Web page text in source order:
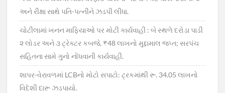
અને રીક્ષા સાથે પતિ-પત્નીને ઝડપી લીધા.
ચોટીલામાં ખનન માફિયાઓ પર મોટી કાર્યવાહી : બે સ્થળે દરોડા પાડી
૨ લોડર અને ૩ ટ્રેક્ટર કબજે, ₹48 લાખનો મુદ્દામાલ જપ્ત; સરપંચ
સહિતના સામે ગુનો નોંધવાની કાર્યવાહી.
શાપર-વેરાવળમાં LCBનો મોટો સપાટો: ટ્રકમાંથી રૂ. 34.05 લાખનો
વિદેશી દારૂ ઝડપાયો.